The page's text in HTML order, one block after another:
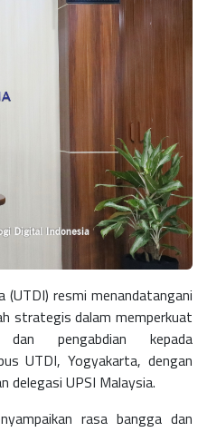
resmi menandatangani
strategis dalam memperkuat
pengabdian kepada
UTDI, Yogyakarta, dengan
delegasi UPSI Malaysia.
rasa bangga dan